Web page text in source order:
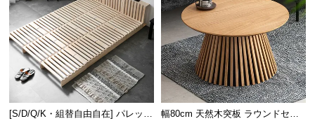
下段 約17.3㎝
※棚の高さを真ん中に設置した場合
高級感漂うメタルノブ
[S/D/Q/K・組替自由自在] パレット
幅80cm 天然木突板 ラウンドセン